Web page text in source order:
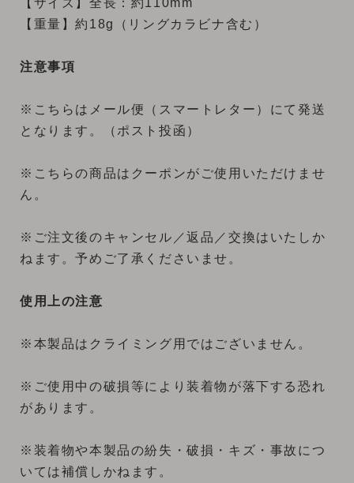
【サイズ】全長：約110mm
【重量】約18g（リングカラビナ含む）
注意事項
※こちらはメール便（スマートレター）にて発送
となります。（ポスト投函）
※こちらの商品はクーポンがご使用いただけませ
ん。
※ご注文後のキャンセル／返品／交換はいたしか
ねます。予めご了承くださいませ。
使用上の注意
※本製品はクライミング用ではございません。
※ご使用中の破損等により装着物が落下する恐れ
があります。
※装着物や本製品の紛失・破損・キズ・事故につ
いては補償しかねます。